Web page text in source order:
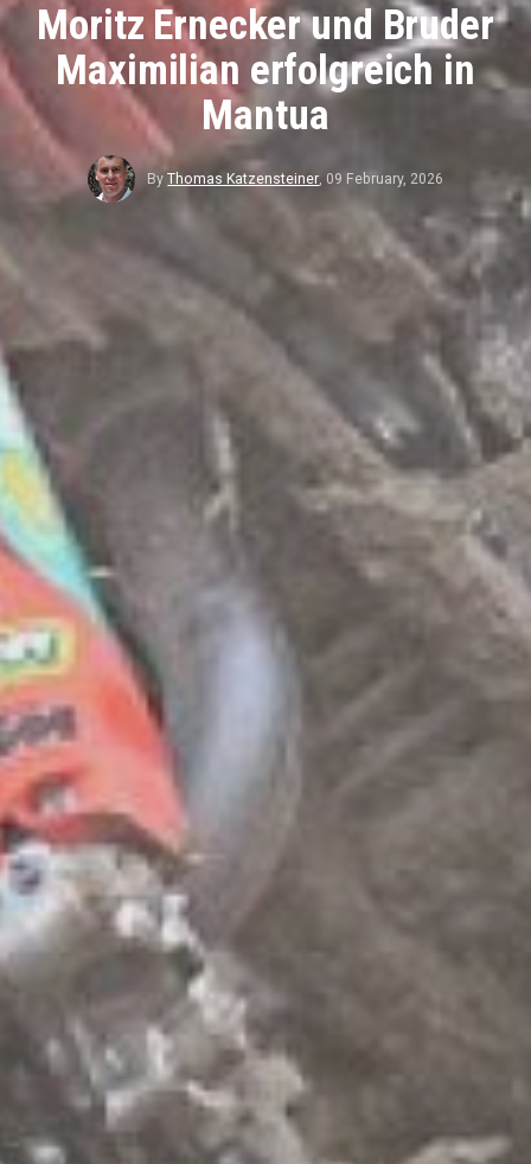
Moritz Ernecker und Bruder
Maximilian erfolgreich in
Mantua
ByThomas Katzensteiner, 09 February, 2026